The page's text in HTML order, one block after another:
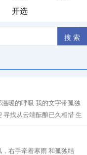
开选
暖的呼吸 我的文字带孤独
寻找从云端酝酿已久相惜 生
右手牵着寒雨 和孤独结